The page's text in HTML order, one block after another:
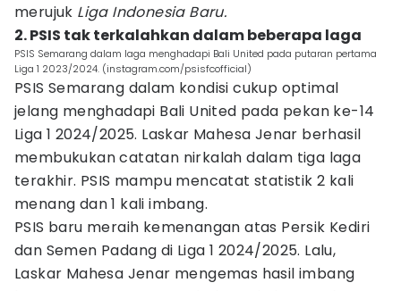
merujuk Liga Indonesia Baru.
2. PSIS tak terkalahkan dalam beberapa laga
PSIS Semarang dalam laga menghadapi Bali United pada putaran pertama
Liga 1 2023/2024. (instagram.com/psisfcofficial)
PSIS Semarang dalam kondisi cukup optimal
jelang menghadapi Bali United pada pekan ke-14
Liga 1 2024/2025. Laskar Mahesa Jenar berhasil
membukukan catatan nirkalah dalam tiga laga
terakhir. PSIS mampu mencatat statistik 2 kali
menang dan 1 kali imbang.
PSIS baru meraih kemenangan atas Persik Kediri
dan Semen Padang di Liga 1 2024/2025. Lalu,
Laskar Mahesa Jenar mengemas hasil imbang